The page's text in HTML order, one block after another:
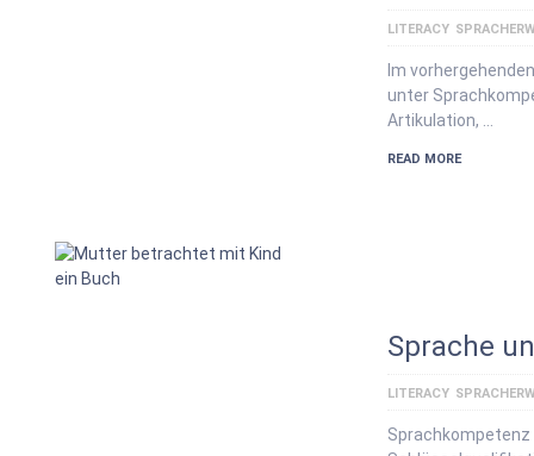
LITERACY
Im
unter
Artikulation, …
READ MORE
Sprache
LITERACY